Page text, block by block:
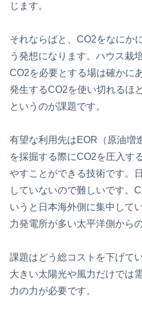
じます。
それならばと、CO2をなにか
う発想になります。ハウス栽
CO2を必要とする場は確かに
発生するCO2を使い切れるほ
というのが課題です。
有望な利用先はEOR（原油増
を採掘する際にCO2を圧入す
やすことができる技術です。
していないので難しいです。
いうと日本海外側に集中して
力発電所が多い太平洋側から
課題はどう総コストを下げて
大きい太陽光や風力だけでは
力の力が必要です。